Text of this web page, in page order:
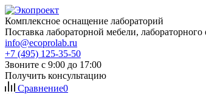
Комплексное оснащение лабораторий
Поставка лабораторной мебели,
info@ecoprolab.ru
+7 (495) 125-35-50
Звоните с 9:00 до 17:00
Получить консультацию
Сравнение0